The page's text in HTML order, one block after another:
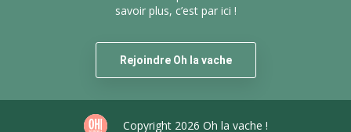
savoir plus, c’est par ici !
Rejoindre Oh la vache
Copyright 2026 Oh la vache !